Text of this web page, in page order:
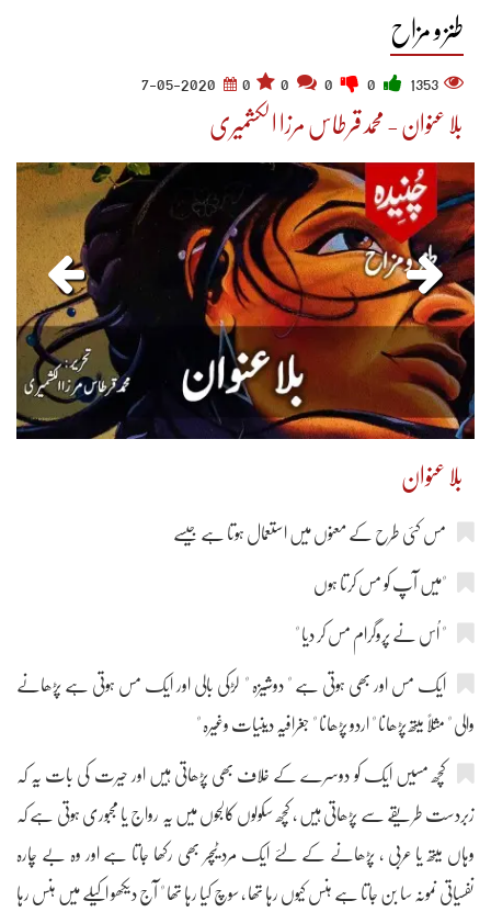
طنز و مزاح
1353
0
7-05-2020
بلا عنوان - محمدقرطاس مرزا الکشمیری
بلا عنوان
مس کئی طرح کے معنوں میں استعمال ہوتا ہے جیسے
"میں آپ کو مس کرتا ہوں
" اُس نے پروگرام مس کر دیا "
ایک مس اور بھی ہوتی ہے " دوشیزہ " لڑکی بالی اور ایک مس ہوتی ہے پڑھانے
والی " مثلاً میتھ پڑھانا " اردو پڑھانا " جغرافیہ دینیات وغیرہ "
کچھ مسیں ایک کو دوسرے کے خلاف بھی پڑھاتی ہیں اور حیرت کی بات یہ کہ
زبردست طریقے سے پڑھاتی ہیں ، کچھ سکولوں کالجوں میں یہ رواج یا مجبوری ہوتی ہے کہ
وہاں میتھ یا عربی ، پڑھانے کے لئے ایک مرد ٹیچر بھی رکھا جاتا ہے اور وہ بے چارہ
نفسیاتی نمونہ سا بن جاتا ہے ہنس کیوں رہا تھا ، سوچ کیا رہا تھا " آج دیکھو اکیلے میں ہنس رہا